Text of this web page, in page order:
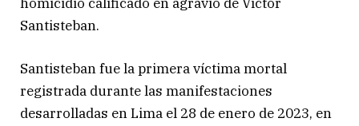
Santisteban.
Santisteban fue la primera víctima mortal
registrada durante las manifestaciones
desarrolladas en Lima el 28 de enero de 2023, en